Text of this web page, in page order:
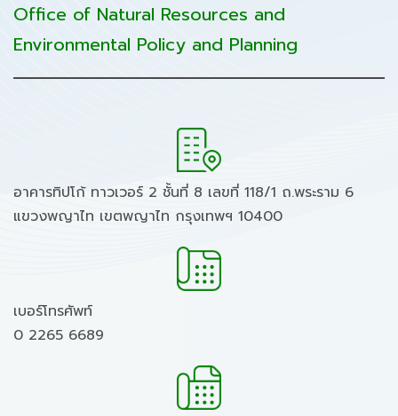
Office of Natural Resources and
Environmental Policy and Planning
อาคารทิปโก้ ทาวเวอร์ 2 ชั้นที่ 8 เลขที่ 118/1 ถ.พระราม 6
แขวงพญาไท เขตพญาไท กรุงเทพฯ 10400
เบอร์โทรศัพท์
0 2265 6689